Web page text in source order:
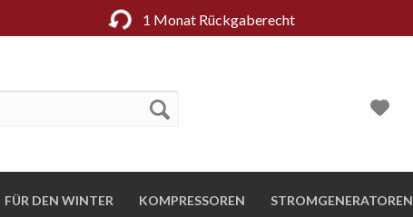
1 Monat Rückgaberecht
FÜR DEN WINTER KOMPRESSOREN STROMGENERATOREN